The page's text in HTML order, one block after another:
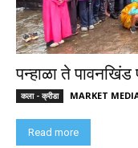
पन्हाळा ते पावनखिंड
कला - क्रीडा MARKET
Read more